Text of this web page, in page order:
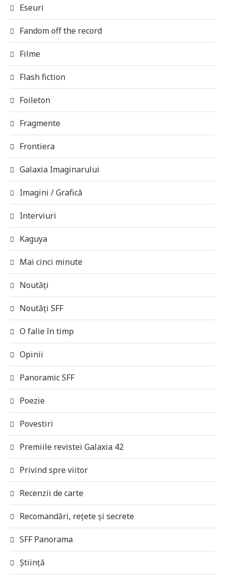
Eseuri
Fandom off the record
Filme
Flash fiction
Foileton
Fragmente
Frontiera
Galaxia Imaginarului
Imagini / Grafică
Interviuri
Kaguya
Mai cinci minute
Noutăți
Noutăți SFF
O falie în timp
Opinii
Panoramic SFF
Poezie
Povestiri
Premiile revistei Galaxia 42
Privind spre viitor
Recenzii de carte
Recomandări, rețete și secrete
SFF Panorama
Știință